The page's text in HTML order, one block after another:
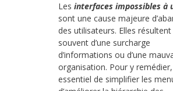
Les interfaces impossibles à
sont une cause majeure
des utilisateurs. Elles résultent
souvent d’une surcharge
d’informations ou d’une
organisation. Pour y
essentiel de simplifier les